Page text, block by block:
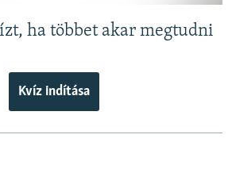
ha többet akar megtudni
Kvíz indítása